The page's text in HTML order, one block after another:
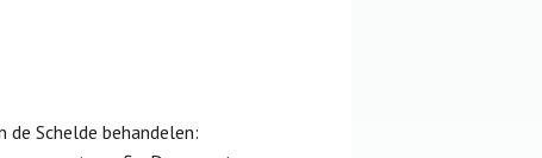
Schelde behandelen: